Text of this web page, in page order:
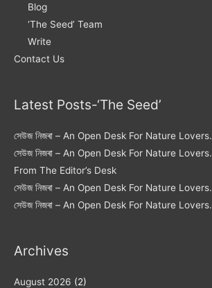
Blog
‘The Seed’ Team
Write
Contact Us
Latest Posts-‘The Seed’
সেউজ নিজৰা – An Open Desk For Nature Lovers.
সেউজ নিজৰা – An Open Desk For Nature Lovers.
From The Editor’s Desk
সেউজ নিজৰা – An Open Desk For Nature Lovers.
সেউজ নিজৰা – An Open Desk For Nature Lovers.
Archives
August 2026 (2)